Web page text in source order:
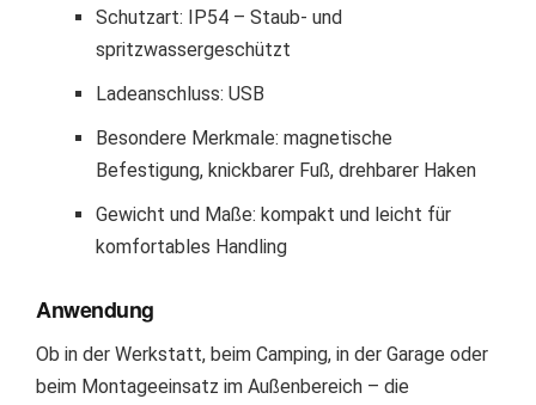
Schutzart: IP54 – Staub- und
spritzwassergeschützt
Ladeanschluss: USB
Besondere Merkmale: magnetische
Befestigung, knickbarer Fuß, drehbarer Haken
Gewicht und Maße: kompakt und leicht für
komfortables Handling
Anwendung
Ob in der Werkstatt, beim Camping, in der Garage oder
beim Montageeinsatz im Außenbereich – die